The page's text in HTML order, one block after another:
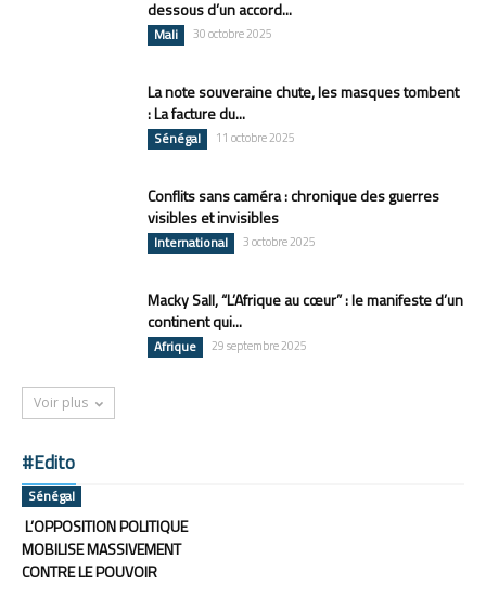
dessous d’un accord...
Mali 30 octobre 2025
La note souveraine chute, les masques tombent
: La facture du...
Sénégal 11 octobre 2025
Conflits sans caméra : chronique des guerres
visibles et invisibles
International 3 octobre 2025
Macky Sall, “L’Afrique au cœur” : le manifeste d’un
continent qui...
Afrique 29 septembre 2025
Voir plus
#Edito
Sénégal
L’OPPOSITION POLITIQUE
MOBILISE MASSIVEMENT
CONTRE LE POUVOIR